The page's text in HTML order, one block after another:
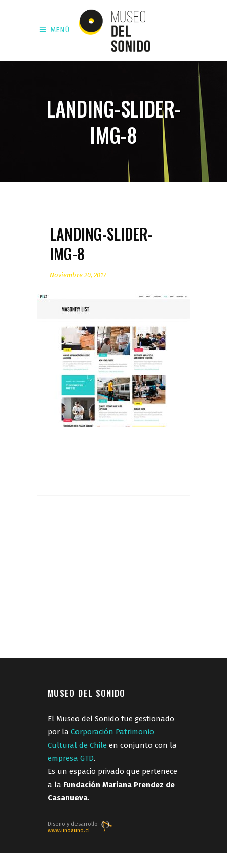
MENÚ
LANDING-SLIDER-
IMG-8
LANDING-SLIDER-
IMG-8
Noviembre 20, 2017
MUSEO DEL SONIDO
El Museo del Sonido fue gestionado
por la Corporación Patrimonio
Cultural de Chile en conjunto con la
empresa GTD.
Es un espacio privado que pertenece
a la Fundación Mariana Prendez de
Casanueva.
Diseño y desarrollo
www.unoauno.cl